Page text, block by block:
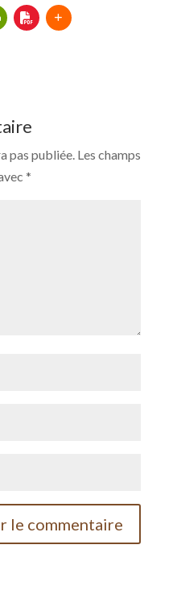
pas publiée. Les champs
*